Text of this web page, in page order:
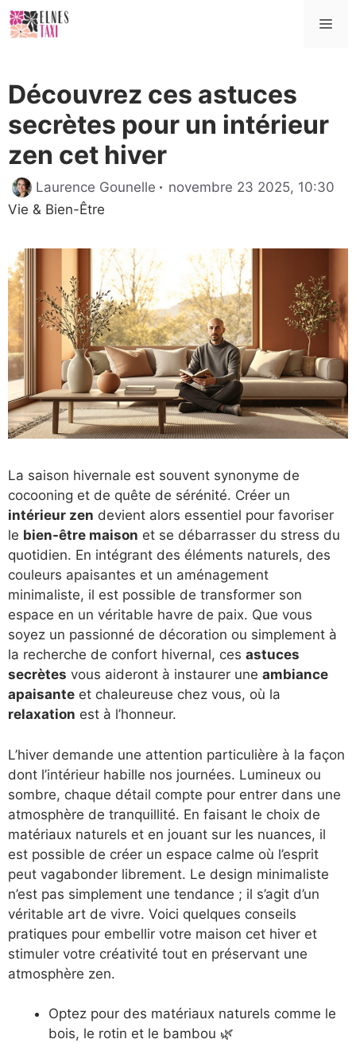
Aller
au
Découvrez ces astuces
secrètes pour un intérieur
zen cet hiver
Laurence Gounelle novembre 23 2025, 10:30
Vie & Bien-Être
La saison hivernale est souvent synonyme de
cocooning et de quête de sérénité. Créer un
intérieur zen devient alors essentiel pour favoriser
le bien-être maison et se débarrasser du stress du
quotidien. En intégrant des éléments naturels, des
couleurs apaisantes et un aménagement
minimaliste, il est possible de transformer son
espace en un véritable havre de paix. Que vous
soyez un passionné de décoration ou simplement à
la recherche de confort hivernal, ces astuces
secrètes vous aideront à instaurer une ambiance
apaisante et chaleureuse chez vous, où la
relaxation est à l’honneur.
L’hiver demande une attention particulière à la façon
dont l’intérieur habille nos journées. Lumineux ou
sombre, chaque détail compte pour entrer dans une
atmosphère de tranquillité. En faisant le choix de
matériaux naturels et en jouant sur les nuances, il
est possible de créer un espace calme où l’esprit
peut vagabonder librement. Le design minimaliste
n’est pas simplement une tendance ; il s’agit d’un
véritable art de vivre. Voici quelques conseils
pratiques pour embellir votre maison cet hiver et
stimuler votre créativité tout en préservant une
atmosphère zen.
Optez pour des matériaux naturels comme le
bois, le rotin et le bambou 🌿